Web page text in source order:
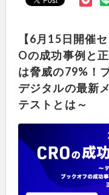
【6月15日開催
Oの成功事例と
は脅威の79%！
デジタルの最新
テストとは～